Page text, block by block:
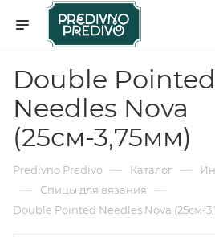
Double Pointed
Needles Nova
(25см-3,75мм)
Predivno Predivo — Каталог —
— Спицы для вязания —
Double Pointed Needles Nova (25см-